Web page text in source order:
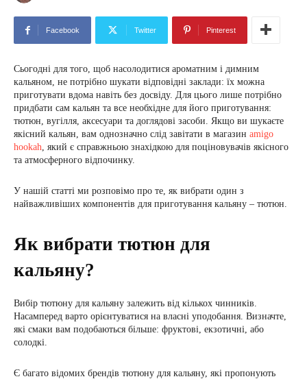
Facebook Twitter Pinterest
Сьогодні для того, щоб насолодитися ароматним і димним
кальяном, не потрібно шукати відповідні заклади: їх можна
приготувати вдома навіть без досвіду. Для цього лише потрібно
придбати сам кальян та все необхідне для його приготування:
тютюн, вугілля, аксесуари та доглядові засоби. Якщо ви шукаєте
якісний кальян, вам однозначно слід завітати в магазин amigo
hookah, який є справжньою знахідкою для поціновувачів якісного
та атмосферного відпочинку.
У нашій статті ми розповімо про те, як вибрати один з
найважливіших компонентів для приготування кальяну – тютюн.
Як вибрати тютюн для
кальяну?
Вибір тютюну для кальяну залежить від кількох чинників.
Насамперед варто орієнтуватися на власні уподобання. Визначте,
які смаки вам подобаються більше: фруктові, екзотичні, або
солодкі.
Є багато відомих брендів тютюну для кальяну, які пропонують